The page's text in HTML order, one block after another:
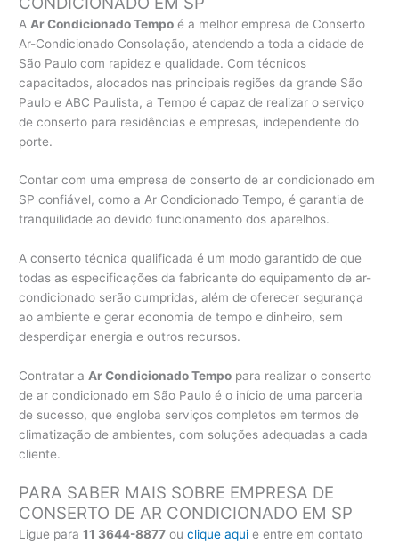
A Ar Condicionado Tempo é a melhor empresa de Conserto
Ar-Condicionado Consolação, atendendo a toda a cidade de
São Paulo com rapidez e qualidade. Com técnicos
capacitados, alocados nas principais regiões da grande São
Paulo e ABC Paulista, a Tempo é capaz de realizar o serviço
de conserto para residências e empresas, independente do
porte.
Contar com uma empresa de conserto de ar condicionado em
SP confiável, como a Ar Condicionado Tempo, é garantia de
tranquilidade ao devido funcionamento dos aparelhos.
A conserto técnica qualificada é um modo garantido de que
todas as especificações da fabricante do equipamento de ar-
condicionado serão cumpridas, além de oferecer segurança
ao ambiente e gerar economia de tempo e dinheiro, sem
desperdiçar energia e outros recursos.
Contratar a Ar Condicionado Tempo para realizar o conserto
de ar condicionado em São Paulo é o início de uma parceria
de sucesso, que engloba serviços completos em termos de
climatização de ambientes, com soluções adequadas a cada
cliente.
PARA SABER MAIS SOBRE EMPRESA DE
CONSERTO DE AR CONDICIONADO EM SP
Ligue para11 3644-8877 ouclique aqui e entre em contato